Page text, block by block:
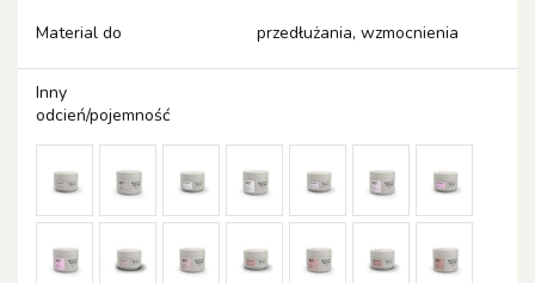
Material do przedłużania, wzmocnienia
Inny
odcień/pojemność